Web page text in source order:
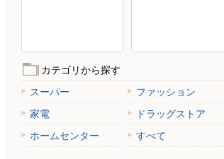
カテゴリから探す
スーパー
ファッション
家電
ドラッグストア
ホームセンター
すべて